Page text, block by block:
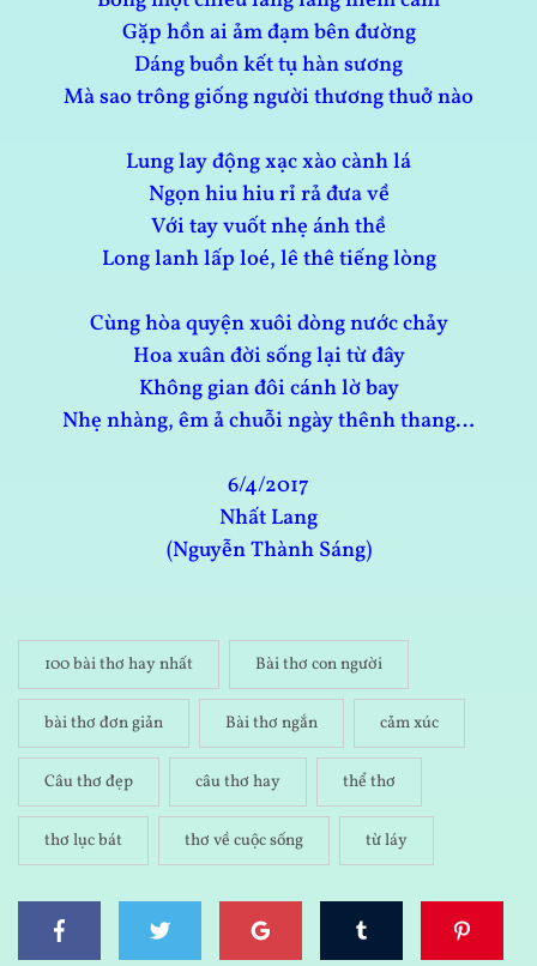
Gặp hồn ai ảm đạm bên đường
Dáng buồn kết tụ hàn sương
Mà sao trông giống người thương thuở nào
Lung lay động xạc xào cành lá
Ngọn hiu hiu rỉ rả đưa về
Với tay vuốt nhẹ ánh thề
Long lanh lấp loé, lê thê tiếng lòng
Cùng hòa quyện xuôi dòng nước chảy
Hoa xuân đời sống lại từ đây
Không gian đôi cánh lờ bay
Nhẹ nhàng, êm ả chuỗi ngày thênh thang…
6/4/2017
Nhất Lang
(Nguyễn Thành Sáng)
100 bài thơ hay nhất Bài thơ con người
bài thơ đơn giản Bài thơ ngắn cảm xúc
Câu thơ đẹp câu thơ hay thể thơ
thơ lục bát thơ về cuộc sống từ láy